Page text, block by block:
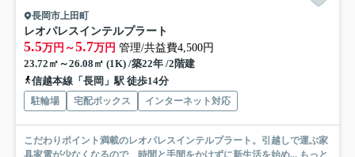
長岡市上田町
レオパレスインテルプラート
5.5万円～5.7万円 管理/共益費4,500円
23.72㎡～26.08㎡ (1K) /築22年 /2階建
信越本線「長岡」駅 徒歩14分
駐輪場 宅配ボックス インターネット対応
こだわりポイント満載のレオパレスインテルプラート。引越しで運ぶ家